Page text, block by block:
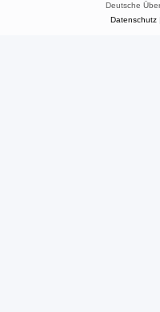
Deutsche
Datenschutz|